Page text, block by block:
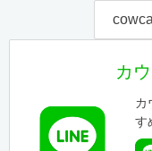
カ
カ
す